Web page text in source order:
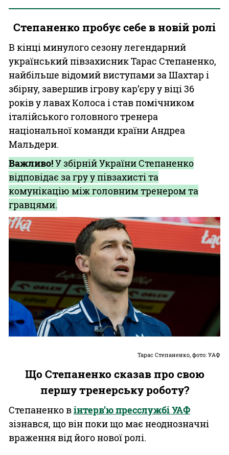
Степаненко пробує себе в новій ролі
В кінці минулого сезону легендарний
український півзахисник Тарас Степаненко,
найбільше відомий виступами за Шахтар і
збірну, завершив ігрову кар’єру у віці 36
років у лавах Колоса і став помічником
італійського головного тренера
національної команди країни Андреа
Мальдери.
Важливо!У збірній України Степаненко
відповідає за гру у півзахисті та
комунікацію між головним тренером та
гравцями.
Тарас Степаненко, фото: УАФ
Що Степаненко сказав про свою
першу тренерську роботу?
Степаненко вінтерв’ю пресслужбі УАФ
зізнався, що він поки що має неоднозначні
враження від його нової ролі.